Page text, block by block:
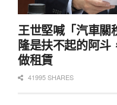
王世堅喊「汽車關
隆是扶不起的阿斗
做租賃
41995 SHARES